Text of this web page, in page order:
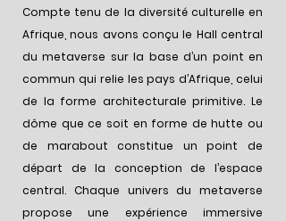
Compte tenu de la diversité culturelle en
Afrique, nous avons conçu le Hall central
du metaverse sur la base d’un point en
commun qui relie les pays d’Afrique, celui
de la forme architecturale primitive. Le
dôme que ce soit en forme de hutte ou
de marabout constitue un point de
départ de la conception de l’espace
central. Chaque univers du metaverse
propose une expérience immersive